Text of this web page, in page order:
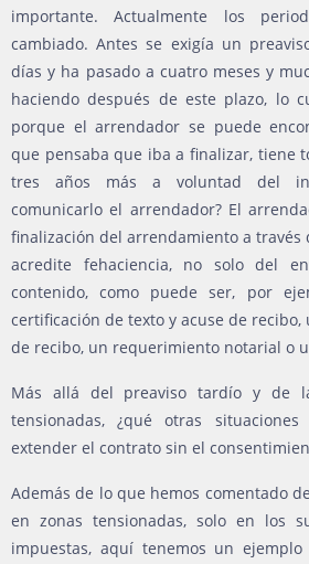
importante. Actualmente los
cambiado. Antes se exigía un
días y ha pasado a cuatro meses y
haciendo después de este plazo, lo
porque el arrendador se puede
que pensaba que iba a finalizar, tiene
tres años más a voluntad del
comunicarlo el arrendador? El
finalización del arrendamiento a través
acredite fehaciencia, no solo del
contenido, como puede ser, por
certificación de texto y acuse de recibo,
de recibo, un requerimiento notarial o
Más allá del preaviso tardío y de
tensionadas, ¿qué otras
extender el contrato sin el
Además de lo que hemos comentado
en zonas tensionadas, solo en los
impuestas, aquí tenemos un